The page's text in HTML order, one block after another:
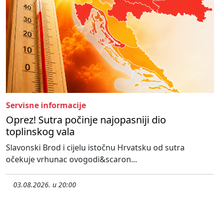
Servisne informacije
Oprez! Sutra počinje najopasniji dio
toplinskog vala
Slavonski Brod i cijelu istočnu Hrvatsku od sutra
očekuje vrhunac ovogodi&scaron...
03.08.2026. u 20:00